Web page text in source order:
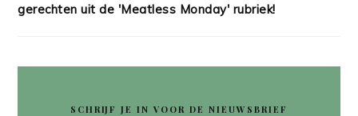
gerechten uit de 'Meatless Monday' rubriek!
SCHRIJF JE IN VOOR DE NIEUWSBRIEF